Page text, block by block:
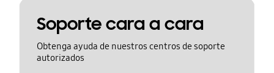
Soporte cara a cara
Obtenga ayuda de nuestros centros de soporte
autorizados